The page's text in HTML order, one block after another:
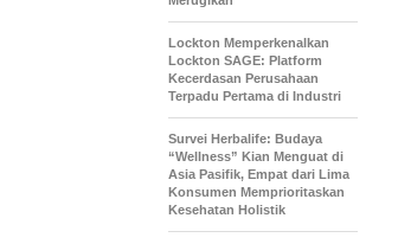
Lockton Memperkenalkan
Lockton SAGE: Platform
Kecerdasan Perusahaan
Terpadu Pertama di Industri
Survei Herbalife: Budaya
“Wellness” Kian Menguat di
Asia Pasifik, Empat dari Lima
Konsumen Memprioritaskan
Kesehatan Holistik